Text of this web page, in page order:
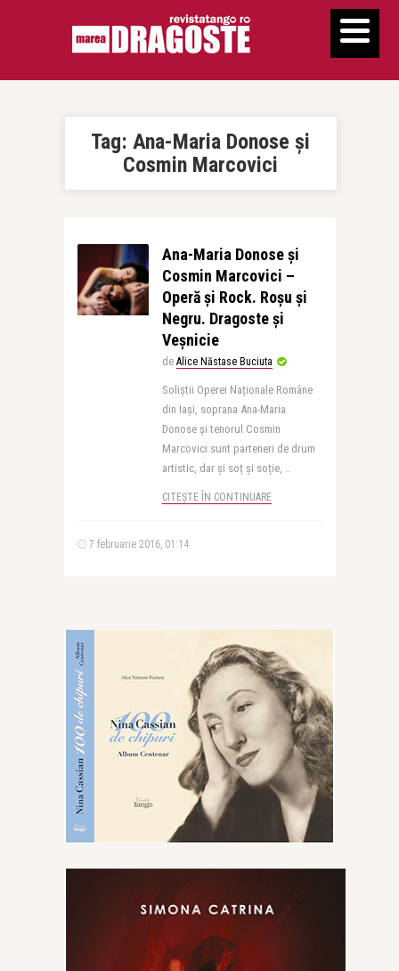
Tag: Ana-Maria Donose și
Cosmin Marcovici
Ana-Maria Donose și
Cosmin Marcovici –
Operă și Rock. Roșu și
Negru. Dragoste și
Veșnicie
de Alice Năstase Buciuta
Soliștii Operei Naționale Române
din Iași, soprana Ana-Maria
Donose și tenorul Cosmin
Marcovici sunt parteneri de drum
artistic, dar și soț și soție, ..
CITEȘTE ÎN CONTINUARE
7 februarie 2016, 01:14